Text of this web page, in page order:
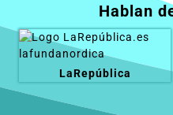
Hablan
LaRepública